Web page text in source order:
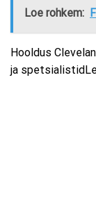
Loe rohkem:
Hooldus
ja